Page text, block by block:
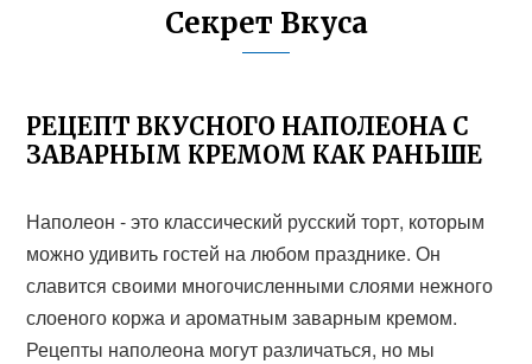
Секрет Вкуса
РЕЦЕПТ ВКУСНОГО НАПОЛЕОНА С
ЗАВАРНЫМ КРЕМОМ КАК РАНЬШЕ
Наполеон - это классический русский торт, которым
можно удивить гостей на любом празднике. Он
славится своими многочисленными слоями нежного
слоеного коржа и ароматным заварным кремом.
Рецепты наполеона могут различаться, но мы